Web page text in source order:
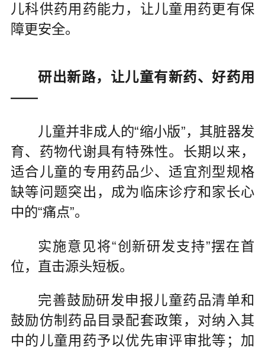
儿科供药用药能力，让儿童用药更有保
障更安全。
研出新路，让儿童有新药、好药用
——
儿童并非成人的“缩小版”，其脏器发
育、药物代谢具有特殊性。长期以来，
适合儿童的专用药品少、适宜剂型规格
缺等问题突出，成为临床诊疗和家长心
中的“痛点”。
实施意见将“创新研发支持”摆在首
位，直击源头短板。
完善鼓励研发申报儿童药品清单和
鼓励仿制药品目录配套政策，对纳入其
中的儿童用药予以优先审评审批等；加